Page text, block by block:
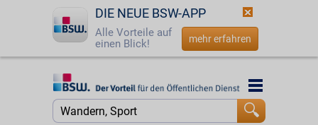
DIE NEUE BSW-APP
Alle Vorteile auf
einen Blick!
mehr erfahren
Startseite
Jetzt BSW-Mitglied werden
Startseite
Suche